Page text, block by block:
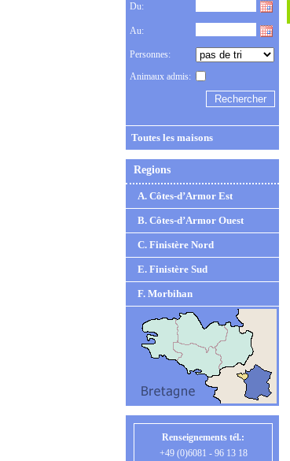
Du:
Au:
Personnes:
Animaux admis:
Toutes les maisons
Regions
A. Côtes-d’Armor Est
B. Côtes-d’Armor Ouest
C. Finistère Nord
E. Finistère Sud
F. Morbihan
Renseignements tél.:
+49 (0)6081 - 96 13 18